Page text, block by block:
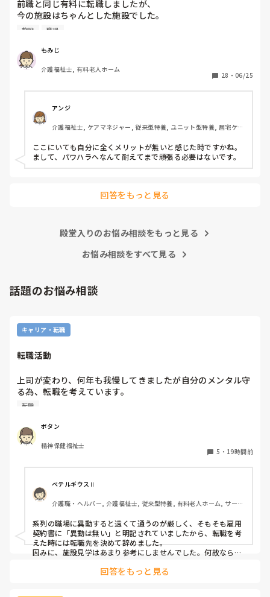
前職と同じ有料に転職しましたが、
今の施設はちゃんとした施設でした。
いつもご機嫌を伺うみたいなとこが
あり、機嫌が悪いと理不尽に叱られる
みたいなとこがあり凹んだりしてました。
6月入社して最初は違い過ぎる事ばかりで
戸惑い、仕事を覚えるのが大変でしたが、
介護の仕事だけに集中出来る今の職場は
有難いなと感謝しています。
皆さんの転職する決め手は何ですか？
施設 職場
もみじ
介護福祉士, 有料老人ホーム
28 ・ 06/25
アンジ
介護福祉士, ケアマネジャー, 従来型特養, ユニット型特養, 居宅ケア
ここにいても自分に全くメリットが無いと感じた時ですかね。
まして、パワハラへなんて耐えてまで頑張る必要はないです。
回答をもっと見る
殿堂入りのお悩み相談をもっと見る
お悩み相談をすべて見る
話題のお悩み相談
キャリア・転職
転職活動
上司が変わり、何年も我慢してきましたが自分のメンタル守
る為、転職を考えています。
納得できる仕事に出会うまでの間
②系列の他職場に移動する
皆さんならどうしますか？
転職
ボタン
精神保健福祉士
5 ・ 19時間前
ベテルギウスⅡ
介護職・ヘルパー, 介護福祉士, 従来型特養, 有料老人ホーム, サービ
ット型特養
系列の職場に異動すると遠くて通うのが厳しく、そもそも雇用
契約書に「異動は無い」と明記されていましたから、転職を考
えた時には転職先を決めて辞めました。
因みに、施設見学はあまり参考にしませんでした。何故なら、
断出来ないからです。職場の人間関係は働いてみないと分かり
回答をもっと見る